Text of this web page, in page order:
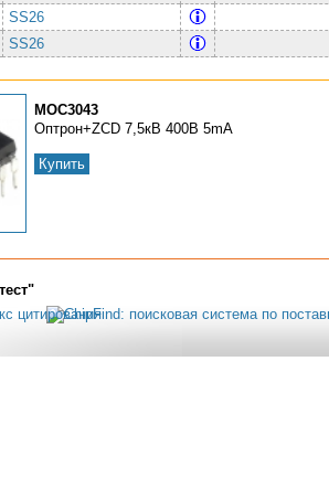
SS26
SS26
MOC3043
Оптрон+ZCD 7,5кВ 400В 5mA
Купить